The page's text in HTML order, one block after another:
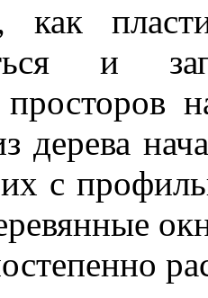
и
дерева
с